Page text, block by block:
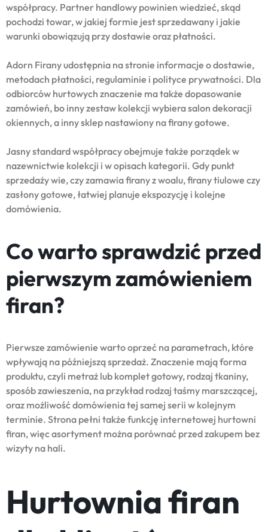
współpracy. Partner handlowy powinien wiedzieć, skąd
pochodzi towar, w jakiej formie jest sprzedawany i jakie
warunki obowiązują przy dostawie oraz płatności.
Adorn Firany udostępnia na stronie informacje o dostawie,
metodach płatności, regulaminie i polityce prywatności. Dla
odbiorców hurtowych znaczenie ma także dopasowanie
zamówień, bo inny zestaw kolekcji wybiera salon dekoracji
okiennych, a inny sklep nastawiony na firany gotowe.
Jasny standard współpracy obejmuje także porządek w
nazewnictwie kolekcji i w opisach kategorii. Gdy punkt
sprzedaży wie, czy zamawia firany z woalu, firany tiulowe czy
zasłony gotowe, łatwiej planuje ekspozycję i kolejne
domówienia.
Co warto sprawdzić przed
pierwszym zamówieniem
firan?
Pierwsze zamówienie warto oprzeć na parametrach, które
wpływają na późniejszą sprzedaż. Znaczenie mają forma
produktu, czyli metraż lub komplet gotowy, rodzaj tkaniny,
sposób zawieszenia, na przykład rodzaj taśmy marszczącej,
oraz możliwość domówienia tej samej serii w kolejnym
terminie. Strona pełni także funkcję internetowej hurtowni
firan, więc asortyment można porównać przed zakupem bez
wizyty na hali.
Hurtownia firan